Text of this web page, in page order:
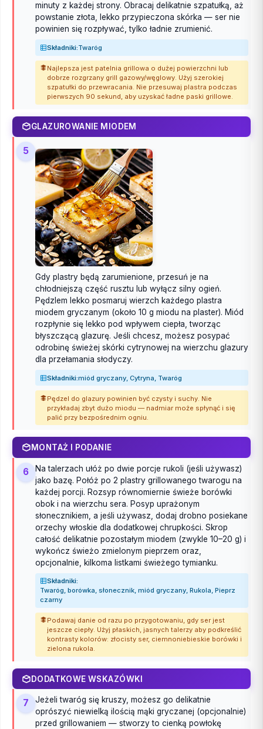
minuty z każdej strony. Obracaj delikatnie szpatułką, aż
powstanie złota, lekko przypieczona skórka — ser nie
powinien się rozpływać, tylko ładnie zrumienić.
Składniki:Twaróg
Najlepsza jest patelnia grillowa o dużej powierzchni lub
dobrze rozgrzany grill gazowy/węglowy. Użyj szerokiej
szpatułki do przewracania. Nie przesuwaj plastra podczas
pierwszych 90 sekund, aby uzyskać ładne paski grillowe.
GLAZUROWANIE MIODEM
5
Gdy plastry będą zarumienione, przesuń je na
chłodniejszą część rusztu lub wyłącz silny ogień.
Pędzlem lekko posmaruj wierzch każdego plastra
miodem gryczanym (około 10 g miodu na plaster). Miód
rozpłynie się lekko pod wpływem ciepła, tworząc
błyszczącą glazurę. Jeśli chcesz, możesz posypać
odrobinę świeżej skórki cytrynowej na wierzchu glazury
dla przełamania słodyczy.
Składniki:miód gryczany, Cytryna, Twaróg
Pędzel do glazury powinien być czysty i suchy. Nie
przykładaj zbyt dużo miodu — nadmiar może spłynąć i się
palić przy bezpośrednim ogniu.
MONTAŻ I PODANIE
6
Na talerzach ułóż po dwie porcje rukoli (jeśli używasz)
jako bazę. Połóż po 2 plastry grillowanego twarogu na
każdej porcji. Rozsyp równomiernie świeże borówki
obok i na wierzchu sera. Posyp uprażonym
słonecznikiem, a jeśli używasz, dodaj drobno posiekane
orzechy włoskie dla dodatkowej chrupkości. Skrop
całość delikatnie pozostałym miodem (zwykle 10–20 g) i
wykończ świeżo zmielonym pieprzem oraz,
opcjonalnie, kilkoma listkami świeżego tymianku.
Składniki:
Twaróg, borówka, słonecznik, miód gryczany, Rukola, Pieprz
czarny
Podawaj danie od razu po przygotowaniu, gdy ser jest
jeszcze ciepły. Użyj płaskich, jasnych talerzy aby podkreślić
kontrasty kolorów: złocisty ser, ciemnoniebieskie borówki i
zielona rukola.
DODATKOWE WSKAZÓWKI
7
Jeżeli twaróg się kruszy, możesz go delikatnie
oprószyć niewielką ilością mąki gryczanej (opcjonalnie)
przed grillowaniem — stworzy to cienką powłokę